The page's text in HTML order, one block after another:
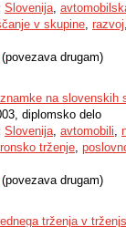
Slovenija,
v skupine, razvoj
(povezava drugam)
na slovenskih
diplomsko delo
Slovenija, avtomobili,
trženje,
(povezava drugam)
trženja v